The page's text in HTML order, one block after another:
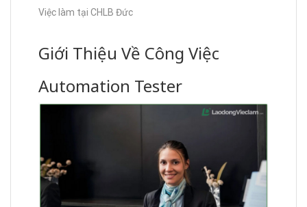
Việc làm tại CHLB Đức
Giới Thiệu Về Công Việc
Automation Tester